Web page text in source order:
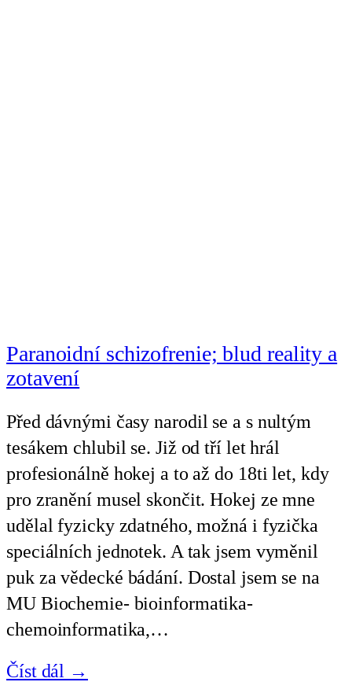
Paranoidní schizofrenie; blud reality a
zotavení
Před dávnými časy narodil se a s nultým
tesákem chlubil se. Již od tří let hrál
profesionálně hokej a to až do 18ti let, kdy
pro zranění musel skončit. Hokej ze mne
udělal fyzicky zdatného, možná i fyzička
speciálních jednotek. A tak jsem vyměnil
puk za vědecké bádání. Dostal jsem se na
MU Biochemie- bioinformatika-
chemoinformatika,…
Číst dál →